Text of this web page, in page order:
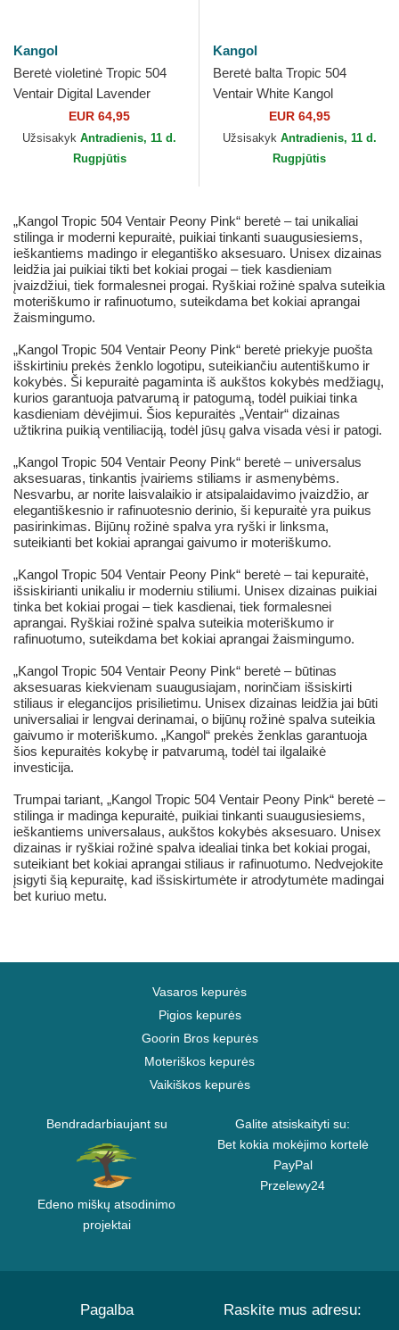
Kangol
Beretė violetinė Tropic 504
Ventair Digital Lavender
EUR 64,95
Užsisakyk Antradienis, 11 d.
Rugpjūtis
Kangol
Beretė balta Tropic 504
Ventair White Kangol
EUR 64,95
Užsisakyk Antradienis, 11 d.
Rugpjūtis
„Kangol Tropic 504 Ventair Peony Pink“ beretė – tai unikaliai
stilinga ir moderni kepuraitė, puikiai tinkanti suaugusiesiems,
ieškantiems madingo ir elegantiško aksesuaro. Unisex dizainas
leidžia jai puikiai tikti bet kokiai progai – tiek kasdieniam
įvaizdžiui, tiek formalesnei progai. Ryškiai rožinė spalva suteikia
moteriškumo ir rafinuotumo, suteikdama bet kokiai aprangai
žaismingumo.
„Kangol Tropic 504 Ventair Peony Pink“ beretė priekyje puošta
išskirtiniu prekės ženklo logotipu, suteikiančiu autentiškumo ir
kokybės. Ši kepuraitė pagaminta iš aukštos kokybės medžiagų,
kurios garantuoja patvarumą ir patogumą, todėl puikiai tinka
kasdieniam dėvėjimui. Šios kepuraitės „Ventair“ dizainas
užtikrina puikią ventiliaciją, todėl jūsų galva visada vėsi ir patogi.
„Kangol Tropic 504 Ventair Peony Pink“ beretė – universalus
aksesuaras, tinkantis įvairiems stiliams ir asmenybėms.
Nesvarbu, ar norite laisvalaikio ir atsipalaidavimo įvaizdžio, ar
elegantiškesnio ir rafinuotesnio derinio, ši kepuraitė yra puikus
pasirinkimas. Bijūnų rožinė spalva yra ryški ir linksma,
suteikianti bet kokiai aprangai gaivumo ir moteriškumo.
„Kangol Tropic 504 Ventair Peony Pink“ beretė – tai kepuraitė,
išsiskirianti unikaliu ir moderniu stiliumi. Unisex dizainas puikiai
tinka bet kokiai progai – tiek kasdienai, tiek formalesnei
aprangai. Ryškiai rožinė spalva suteikia moteriškumo ir
rafinuotumo, suteikdama bet kokiai aprangai žaismingumo.
„Kangol Tropic 504 Ventair Peony Pink“ beretė – būtinas
aksesuaras kiekvienam suaugusiajam, norinčiam išsiskirti
stiliaus ir elegancijos prisilietimu. Unisex dizainas leidžia jai būti
universaliai ir lengvai derinamai, o bijūnų rožinė spalva suteikia
gaivumo ir moteriškumo. „Kangol“ prekės ženklas garantuoja
šios kepuraitės kokybę ir patvarumą, todėl tai ilgalaikė
investicija.
Trumpai tariant, „Kangol Tropic 504 Ventair Peony Pink“ beretė –
stilinga ir madinga kepuraitė, puikiai tinkanti suaugusiesiems,
ieškantiems universalaus, aukštos kokybės aksesuaro. Unisex
dizainas ir ryškiai rožinė spalva idealiai tinka bet kokiai progai,
suteikiant bet kokiai aprangai stiliaus ir rafinuotumo. Nedvejokite
įsigyti šią kepuraitę, kad išsiskirtumėte ir atrodytumėte madingai
bet kuriuo metu.
Vasaros kepurės
Pigios kepurės
Goorin Bros kepurės
Moteriškos kepurės
Vaikiškos kepurės
Bendradarbiaujant su
Edeno miškų atsodinimo
projektai
Galite atsiskaityti su:
Bet kokia mokėjimo kortelė
PayPal
Przelewy24
Pagalba Raskite mus adresu: